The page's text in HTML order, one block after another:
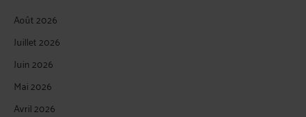
Août 2026
Juillet 2026
Juin 2026
Mai 2026
Avril 2026